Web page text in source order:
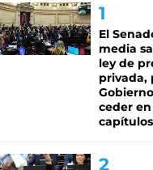
El
media
ley de
privada,
ceder
capítulos